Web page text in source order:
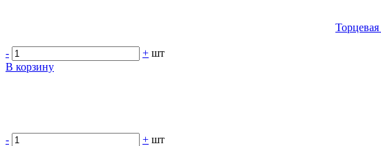
-
+ шт
В корзину
-
+ шт